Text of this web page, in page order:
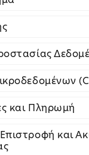
και Πληρωμή
και